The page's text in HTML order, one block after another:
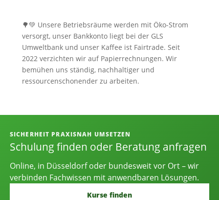
🌳💚 Unsere Betriebsräume werden mit Öko-Strom
versorgt, unser Bankkonto liegt bei der GLS
Umweltbank und unser Kaffee ist Fairtrade. Seit
2022 verzichten wir auf Papierrechnungen. Wir
bemühen uns ständig, nachhaltiger und
ressourcenschonender zu arbeiten.
Informationen, Kontakt und
SICHERHEIT PRAXISNAH UMSETZEN
Schulung finden oder Beratung anfragen
Online, in Düsseldorf oder bundesweit vor Ort – wir
verbinden Fachwissen mit anwendbaren Lösungen.
Kurse finden